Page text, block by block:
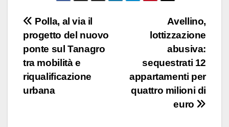
Navigazione
articoli
Avellino,
lottizzazione
abusiva:
sequestrati 12
appartamenti per
quattro milioni di
euro
Polla, al via il
progetto del nuovo
ponte sul Tanagro
tra mobilità e
riqualificazione
urbana